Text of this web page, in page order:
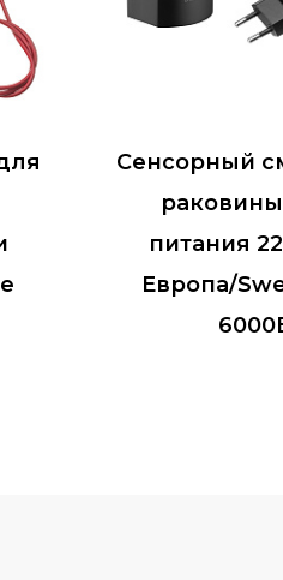
Сенсорный
питания
Европа/